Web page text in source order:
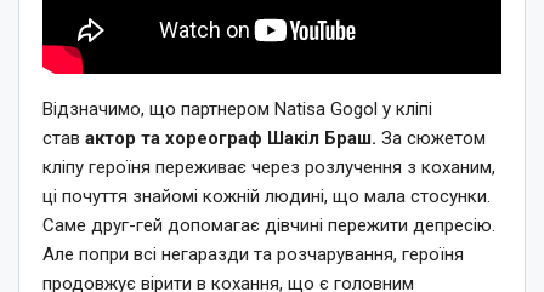
Відзначимо, що партнером Natisa Gogol у кліпі
став актор та хореограф Шакіл Браш. За сюжетом
кліпу героїня переживає через розлучення з коханим,
ці почуття знайомі кожній людині, що мала стосунки.
Саме друг-гей допомагає дівчині пережити депресію.
Але попри всі негаразди та розчарування, героїня
продовжує вірити в кохання, що є головним